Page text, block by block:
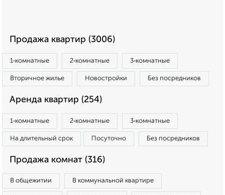
Продажа квартир (3006)
1‑комнатные 2‑комнатные 3‑комнатные
Вторичное жилье Новостройки Без посредников
Аренда квартир (254)
1‑комнатные 2‑комнатные 3‑комнатные
На длительный срок Посуточно Без посредников
Продажа комнат (316)
В общежитии В коммунальной квартире